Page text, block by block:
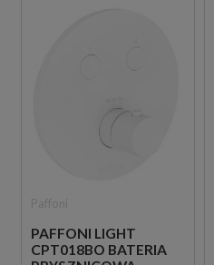
PAFFONI LIGHT
CPT018BO BATERIA